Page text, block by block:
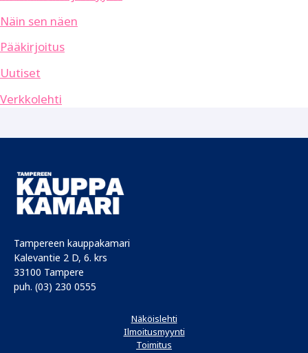
Näin sen näen
Pääkirjoitus
Uutiset
Verkkolehti
Tampereen kauppakamari
Kalevantie 2 D, 6. krs
33100 Tampere
puh. (03) 230 0555
Näköislehti
Ilmoitusmyynti
Toimitus